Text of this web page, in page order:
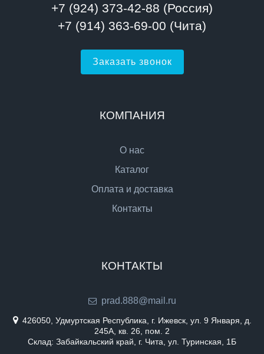
+7 (924) 373-42-88 (Россия)
+7 (914) 363-69-00 (Чита)
Заказать звонок
КОМПАНИЯ
О нас
Каталог
Оплата и доставка
Контакты
КОНТАКТЫ
prad.888@mail.ru
426050, Удмуртская Республика, г. Ижевск, ул. 9 Января, д.
245А, кв. 26, пом. 2
Склад: Забайкальский край, г. Чита, ул. Туринская, 1Б